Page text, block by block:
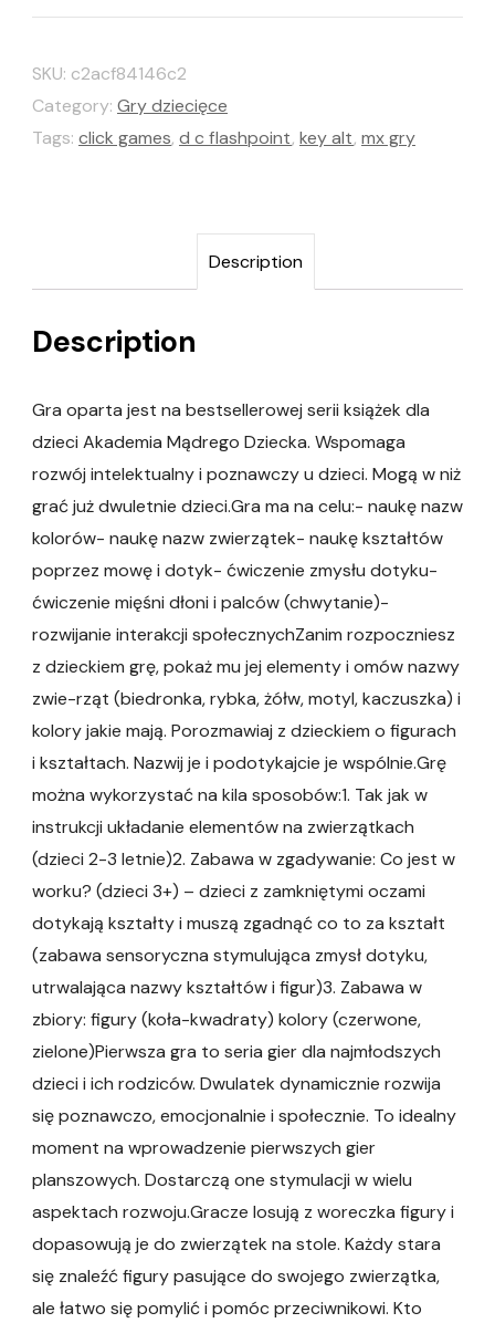
SKU: c2acf84146c2
Category: Gry dziecięce
Tags: click games, d c flashpoint, key alt, mx gry
Description
Description
Gra oparta jest na bestsellerowej serii książek dla
dzieci Akademia Mądrego Dziecka. Wspomaga
rozwój intelektualny i poznawczy u dzieci. Mogą w niż
grać już dwuletnie dzieci.Gra ma na celu:- naukę nazw
kolorów- naukę nazw zwierzątek- naukę kształtów
poprzez mowę i dotyk- ćwiczenie zmysłu dotyku-
ćwiczenie mięśni dłoni i palców (chwytanie)-
rozwijanie interakcji społecznychZanim rozpoczniesz
z dzieckiem grę, pokaż mu jej elementy i omów nazwy
zwie-rząt (biedronka, rybka, żółw, motyl, kaczuszka) i
kolory jakie mają. Porozmawiaj z dzieckiem o figurach
i kształtach. Nazwij je i podotykajcie je wspólnie.Grę
można wykorzystać na kila sposobów:1. Tak jak w
instrukcji układanie elementów na zwierzątkach
(dzieci 2-3 letnie)2. Zabawa w zgadywanie: Co jest w
worku? (dzieci 3+) – dzieci z zamkniętymi oczami
dotykają kształty i muszą zgadnąć co to za kształt
(zabawa sensoryczna stymulująca zmysł dotyku,
utrwalająca nazwy kształtów i figur)3. Zabawa w
zbiory: figury (koła-kwadraty) kolory (czerwone,
zielone)Pierwsza gra to seria gier dla najmłodszych
dzieci i ich rodziców. Dwulatek dynamicznie rozwija
się poznawczo, emocjonalnie i społecznie. To idealny
moment na wprowadzenie pierwszych gier
planszowych. Dostarczą one stymulacji w wielu
aspektach rozwoju.Gracze losują z woreczka figury i
dopasowują je do zwierzątek na stole. Każdy stara
się znaleźć figury pasujące do swojego zwierzątka,
ale łatwo się pomylić i pomóc przeciwnikowi. Kto